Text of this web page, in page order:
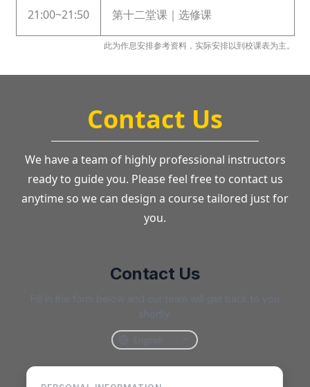
21:00~21:50 第十二堂课｜选修课
此为作息安排参考资料，实际安排以到校课表为主。
Contact Us
We have a team of highly professional instructors
ready to guide you. Please feel free to contact us
anytime so we can design a course tailored just for
you.